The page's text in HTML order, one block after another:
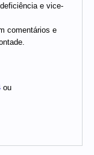
e vice-
comentários e
ou